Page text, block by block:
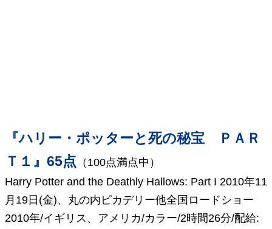
『ハリー・ポッターと死の秘宝 ＰＡＲ
Ｔ１』65点 （100点満点中）
Harry Potter and the Deathly Hallows: Part I 2010年11
月19日(金)、丸の内ピカデリー他全国ロードショー
2010年/イギリス、アメリカ/カラー/2時間26分/配給: